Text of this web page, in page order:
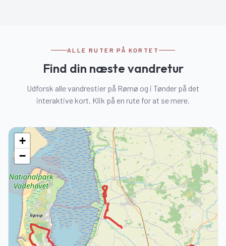
ALLE RUTER PÅ KORTET
Find din næste vandretur
Udforsk alle vandrestier på Rømø og i Tønder på det
interaktive kort. Klik på en rute for at se mere.
+
−